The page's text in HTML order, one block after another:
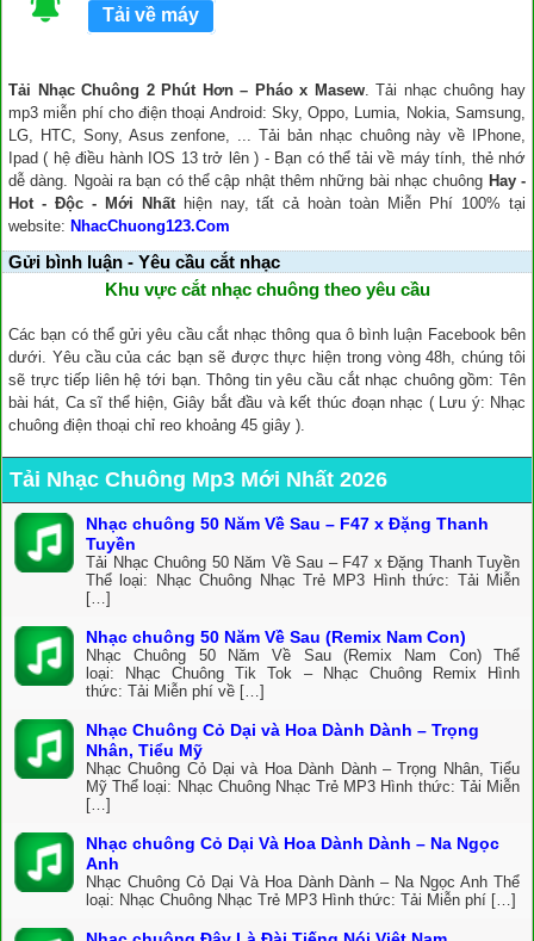
Tải về máy
Tải Nhạc Chuông 2 Phút Hơn – Pháo x Masew. Tải nhạc chuông hay
mp3 miễn phí cho điện thoại Android: Sky, Oppo, Lumia, Nokia, Samsung,
LG, HTC, Sony, Asus zenfone, ... Tải bản nhạc chuông này về IPhone,
Ipad ( hệ điều hành IOS 13 trở lên ) - Bạn có thể tải về máy tính, thẻ nhớ
dễ dàng. Ngoài ra bạn có thể cập nhật thêm những bài nhạc chuông Hay -
Hot - Độc - Mới Nhấthiện nay, tất cả hoàn toàn Miễn Phí 100% tại
website: NhacChuong123.Com
Gửi bình luận - Yêu cầu cắt nhạc
Khu vực cắt nhạc chuông theo yêu cầu
Các bạn có thể gửi yêu cầu cắt nhạc thông qua ô bình luận Facebook bên
dưới. Yêu cầu của các bạn sẽ được thực hiện trong vòng 48h, chúng tôi
sẽ trực tiếp liên hệ tới bạn. Thông tin yêu cầu cắt nhạc chuông gồm: Tên
bài hát, Ca sĩ thể hiện, Giây bắt đầu và kết thúc đoạn nhạc ( Lưu ý: Nhạc
chuông điện thoại chỉ reo khoảng 45 giây ).
Tải Nhạc Chuông Mp3 Mới Nhất 2026
Nhạc chuông 50 Năm Về Sau – F47 x Đặng Thanh
Tuyền
Tải Nhạc Chuông 50 Năm Về Sau – F47 x Đặng Thanh Tuyền
Thể loại: Nhạc Chuông Nhạc Trẻ MP3 Hình thức: Tải Miễn
[…]
Nhạc chuông 50 Năm Về Sau (Remix Nam Con)
Nhạc Chuông 50 Năm Về Sau (Remix Nam Con) Thể
loại: Nhạc Chuông Tik Tok – Nhạc Chuông Remix Hình
thức: Tải Miễn phí về […]
Nhạc Chuông Cỏ Dại và Hoa Dành Dành – Trọng
Nhân, Tiểu Mỹ
Nhạc Chuông Cỏ Dại và Hoa Dành Dành – Trọng Nhân, Tiểu
Mỹ Thể loại: Nhạc Chuông Nhạc Trẻ MP3 Hình thức: Tải Miễn
[…]
Nhạc chuông Cỏ Dại Và Hoa Dành Dành – Na Ngọc
Anh
Nhạc Chuông Cỏ Dại Và Hoa Dành Dành – Na Ngọc Anh Thể
loại: Nhạc Chuông Nhạc Trẻ MP3 Hình thức: Tải Miễn phí […]